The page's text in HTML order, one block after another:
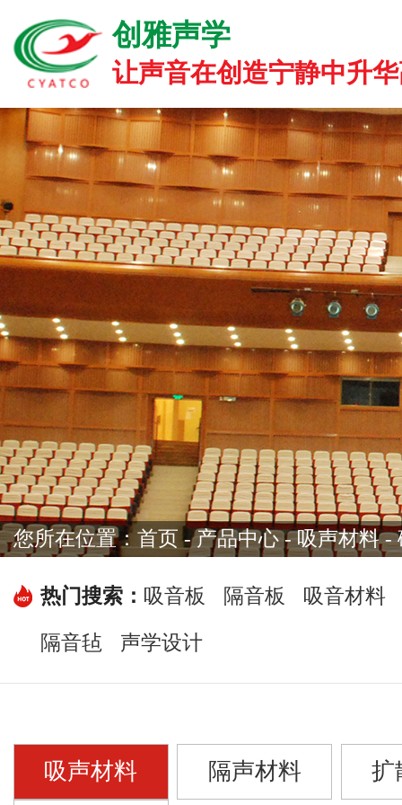
创雅声学
让声音在创造宁静中升华
您所在位置： 首页 -产品中心- 吸声材料 -
热门搜索： 吸音板 隔音板 吸音材料
隔音毡 声学设计
吸声材料 隔声材料 扩